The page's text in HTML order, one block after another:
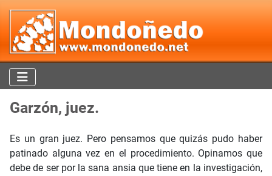
Garzón, juez.
Es un gran juez. Pero pensamos que quizás pudo haber
patinado alguna vez en el procedimiento. Opinamos que
debe de ser por la sana ansia que tiene en la investigación,